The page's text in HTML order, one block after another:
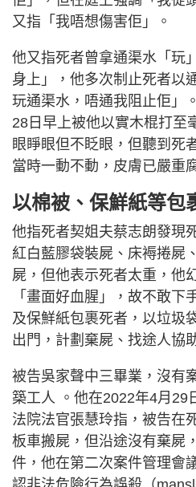
又指「我唔想傷害佢」。
他又指死者曾拿通渠水「玩
身上」，他多次制止死者以
玩通渠水，唔通我阻止佢」
28日早上被他以實木棍打至
眼睜眼但不眨眼，但聽到死
當時一動不動，皮膚已嚴重
以棉被、保鮮紙等包
他指死者契姐夫蔡志朗發現
紅白藍膠袋裝屍、床褥捲屍
屍，但他表示死者太重，他
「畫面好血腥」，故不敢下
及保鮮紙包裹死者，以垃圾
出門，計劃棄屍、找途人協
被告吳家聲中三畢業，沒有
築工人 。他在2022年4月29
法院法官張慧玲指，被告在
板車搬屍，但沿途沒有棄屍
件，他在第二次案件管理會